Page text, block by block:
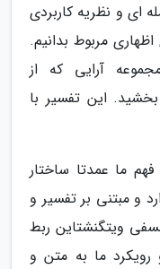
ای و نظریه کاربردی
مربوط بدانیم.
آرایی که از
این تفسیر با
ما عمدتا ساختار
و مبتنی بر تفسیر و
ویتگنشتاین ربط
ما به متن و